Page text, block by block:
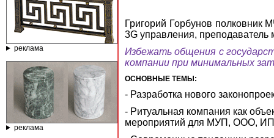
реклама
реклама
Григорий Горбунов полковник
3G управления,
Избежать общения с
компании при минимальных
ОСНОВНЫЕ ТЕМЫ:
- Разработка нового
- Ритуальная компания как
мероприятий для МУП, ООО,